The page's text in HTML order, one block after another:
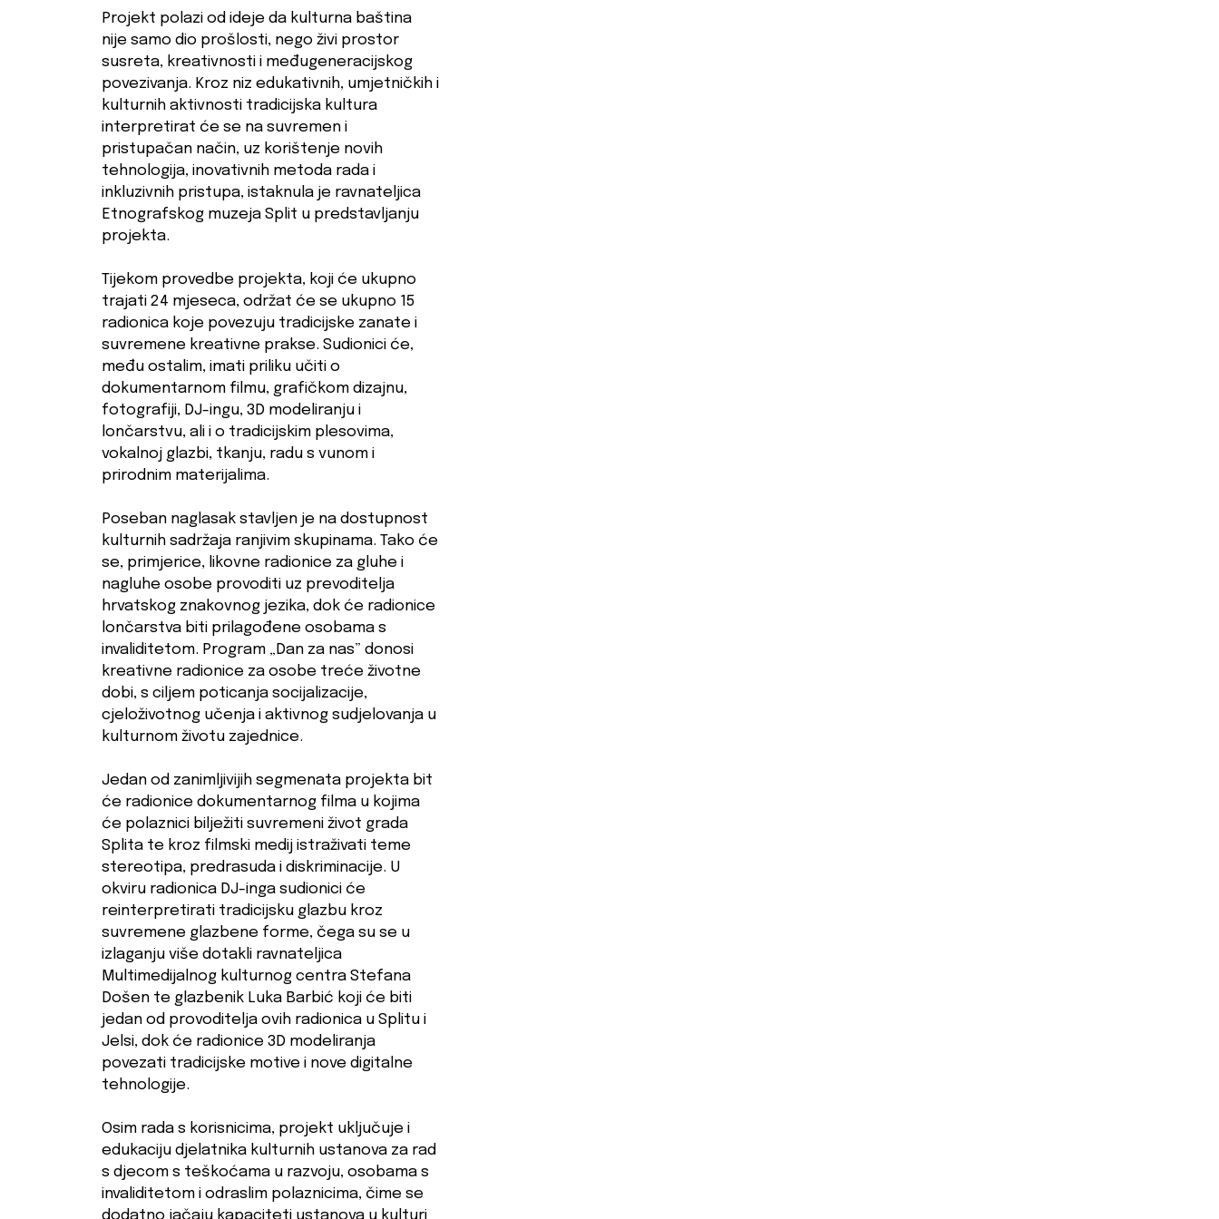
Projekt polazi od ideje da kulturna baština
nije samo dio prošlosti, nego živi prostor
susreta, kreativnosti i međugeneracijskog
povezivanja. Kroz niz edukativnih, umjetničkih i
kulturnih aktivnosti tradicijska kultura
interpretirat će se na suvremen i
pristupačan način, uz korištenje novih
tehnologija, inovativnih metoda rada i
inkluzivnih pristupa, istaknula je ravnateljica
Etnografskog muzeja Split u predstavljanju
projekta.
Tijekom provedbe projekta, koji će ukupno
trajati 24 mjeseca, održat će se ukupno 15
radionica koje povezuju tradicijske zanate i
suvremene kreativne prakse. Sudionici će,
među ostalim, imati priliku učiti o
dokumentarnom filmu, grafičkom dizajnu,
fotografiji, DJ-ingu, 3D modeliranju i
lončarstvu, ali i o tradicijskim plesovima,
vokalnoj glazbi, tkanju, radu s vunom i
prirodnim materijalima.
Poseban naglasak stavljen je na dostupnost
kulturnih sadržaja ranjivim skupinama. Tako će
se, primjerice, likovne radionice za gluhe i
nagluhe osobe provoditi uz prevoditelja
hrvatskog znakovnog jezika, dok će radionice
lončarstva biti prilagođene osobama s
invaliditetom. Program „Dan za nas” donosi
kreativne radionice za osobe treće životne
dobi, s ciljem poticanja socijalizacije,
cjeloživotnog učenja i aktivnog sudjelovanja u
kulturnom životu zajednice.
Jedan od zanimljivijih segmenata projekta bit
će radionice dokumentarnog filma u kojima
će polaznici bilježiti suvremeni život grada
Splita te kroz filmski medij istraživati teme
stereotipa, predrasuda i diskriminacije. U
okviru radionica DJ-inga sudionici će
reinterpretirati tradicijsku glazbu kroz
suvremene glazbene forme, čega su se u
izlaganju više dotakli ravnateljica
Multimedijalnog kulturnog centra Stefana
Došen te glazbenik Luka Barbić koji će biti
jedan od provoditelja ovih radionica u Splitu i
Jelsi, dok će radionice 3D modeliranja
povezati tradicijske motive i nove digitalne
tehnologije.
Osim rada s korisnicima, projekt uključuje i
edukaciju djelatnika kulturnih ustanova za rad
s djecom s teškoćama u razvoju, osobama s
invaliditetom i odraslim polaznicima, čime se
dodatno jačaju kapaciteti ustanova u kulturi